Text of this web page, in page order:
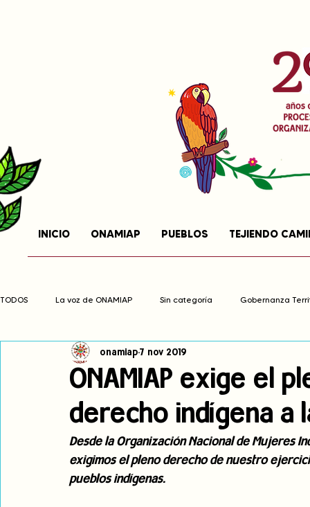
INICIO ONAMIAP PUEBLOS TEJIENDO
TODOS La voz de ONAMIAP Sin categoría Gobernanza
Cambio climático Navegador indígena
Pronunciamientos Observatorio de consulta previa
jóvenes indígenas Incidencias incidencia PNPI
ONAMIAP exige el
derecho indígena a
onamiap 7 nov 2019
Desde la Organización Nacional de Mujeres
exigimos el pleno derecho de nuestro
pueblos indígenas.